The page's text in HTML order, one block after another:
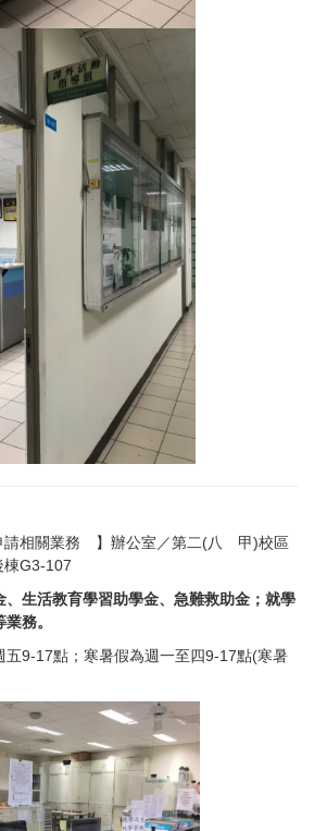
請相關業務 】辦公室／第二(八 甲)校區
棟G3-107
、生活教育學習助學金、急難救助金；就學
務。
五9-17點；寒暑假為週一至四9-17點(寒暑